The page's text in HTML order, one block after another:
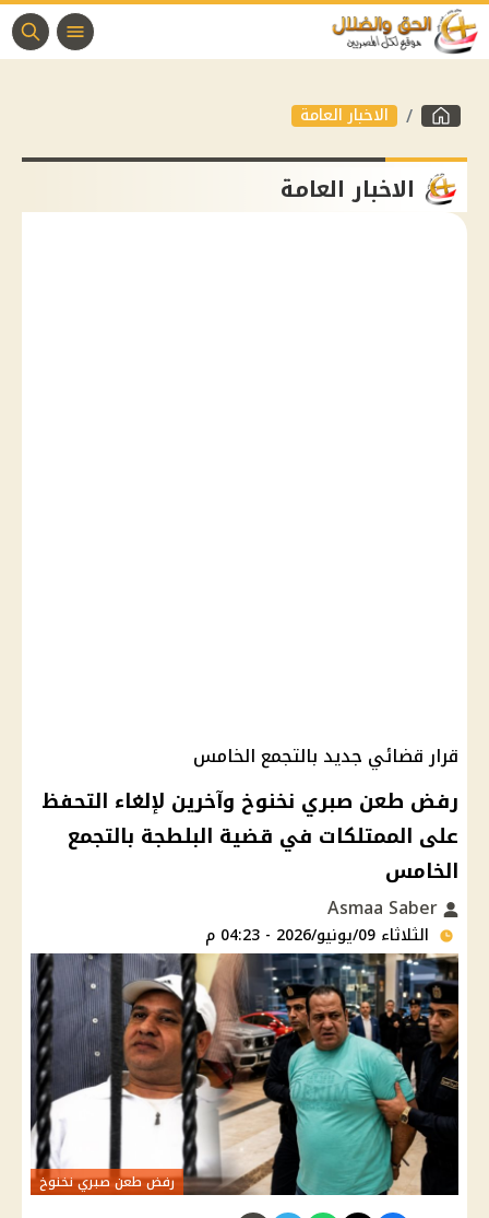
الاخبار العامة
الاخبار العامة
قرار قضائي جديد بالتجمع الخامس
رفض طعن صبري نخنوخ وآخرين لإلغاء التحفظ
على الممتلكات في قضية البلطجة بالتجمع
الخامس
الثلاثاء 09/يونيو/2026 - 04:23 م
رفض طعن صبري نخنوخ